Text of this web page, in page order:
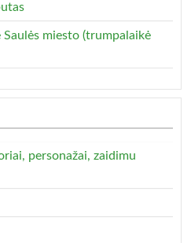
miesto (trumpalaikė
personažai, zaidimu